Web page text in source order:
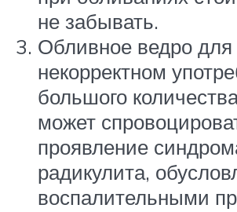
не забывать.
Обливное ведро для
некорректном
большого
может
проявление
радикулита,
воспалительными